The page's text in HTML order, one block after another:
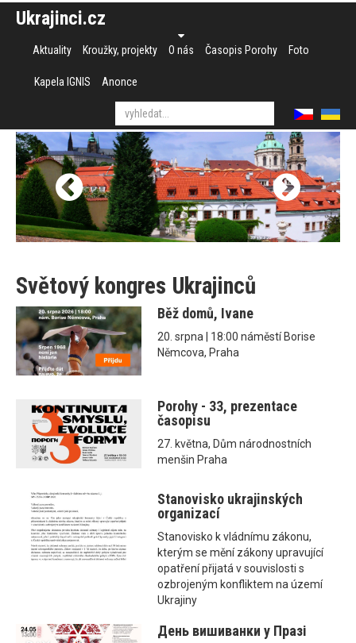
Ukrajinci.cz
Aktuality Kroužky, projekty O nás Časopis Porohy Foto
Kapela IGNIS Anonce
Světový kongres Ukrajinců
Běž domů, Ivane
20. srpna | 18:00 náměstí Borise
Němcova, Praha
Porohy - 33, prezentace
časopisu
27. května, Dům národnostních
menšin Praha
Stanovisko ukrajinských
organizací
Stanovisko k vládnímu zákonu,
kterým se mění zákony upravující
opatření přijatá v souvislosti s
ozbrojeným konfliktem na území
Ukrajiny
День вишиванки у Празі